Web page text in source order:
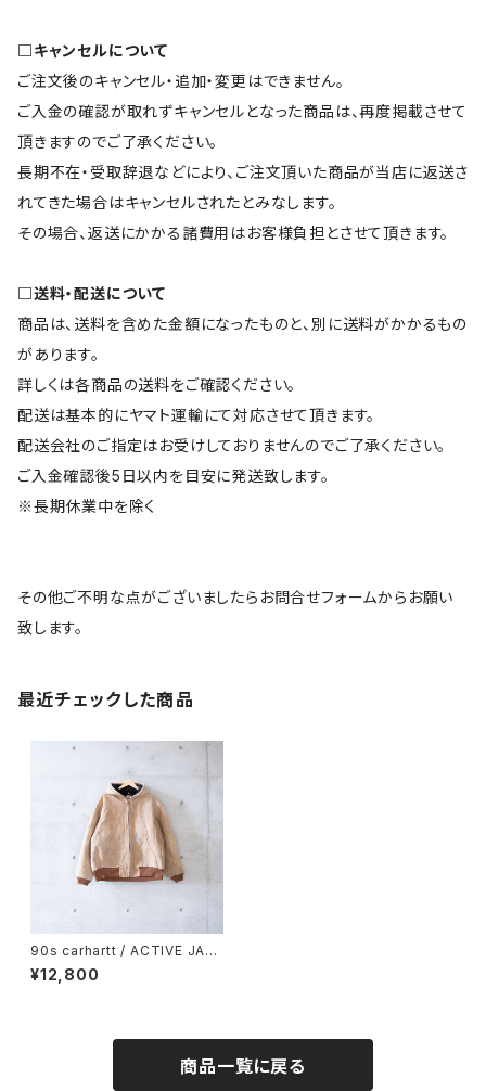
□キャンセルについて
ご注文後のキャンセル・追加・変更はできません。
ご入金の確認が取れずキャンセルとなった商品は、再度掲載させて
頂きますのでご了承ください。
長期不在・受取辞退などにより、ご注文頂いた商品が当店に返送さ
れてきた場合はキャンセルされたとみなします。
その場合、返送にかかる諸費用はお客様負担とさせて頂きます。
□送料・配送について
商品は、送料を含めた金額になったものと、別に送料がかかるもの
があります。
詳しくは各商品の送料をご確認ください。
配送は基本的にヤマト運輸にて対応させて頂きます。
配送会社のご指定はお受けしておりませんのでご了承ください。
ご入金確認後5日以内を目安に発送致します。
※長期休業中を除く
その他ご不明な点がございましたらお問合せフォームからお願い
致します。
最近チェックした商品
90s carhartt / ACTIVE JAC
KET (used)
¥12,800
商品一覧に戻る